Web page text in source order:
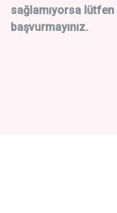
sağlamıyorsa
başvurmayınız.